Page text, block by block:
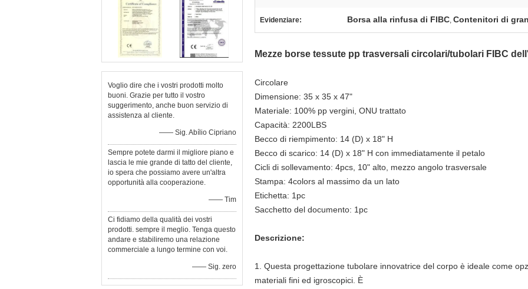
Voglio dire che i vostri prodotti molto
buoni. Grazie per tutto il vostro
suggerimento, anche buon servizio di
assistenza al cliente.
—— Sig. Abílio Cipriano
Sempre potete darmi il migliore piano e
lascia le mie grande di tatto del cliente,
io spera che possiamo avere un'altra
opportunità alla cooperazione.
—— Tim
Ci fidiamo della qualità dei vostri
prodotti. sempre il meglio. Tenga questo
andare e stabiliremo una relazione
commerciale a lungo termine con voi.
—— Sig. zero
Evidenziare: Borsa alla rinfusa di FIBC, Contenitori di
Mezze borse tessute pp trasversali circolari/tubolari FIBC
Circolare
Dimensione: 35 x 35 x 47"
Materiale: 100% pp vergini, ONU trattato
Capacità: 2200LBS
Becco di riempimento: 14 (D) x 18" H
Becco di scarico: 14 (D) x 18" H con immediatamente il petalo
Cicli di sollevamento: 4pcs, 10" alto, mezzo angolo trasversale
Stampa: 4colors al massimo da un lato
Etichetta: 1pc
Sacchetto del documento: 1pc
Descrizione:
1. Questa progettazione tubolare innovatrice del corpo è ideale come
materiali fini ed igroscopici. È